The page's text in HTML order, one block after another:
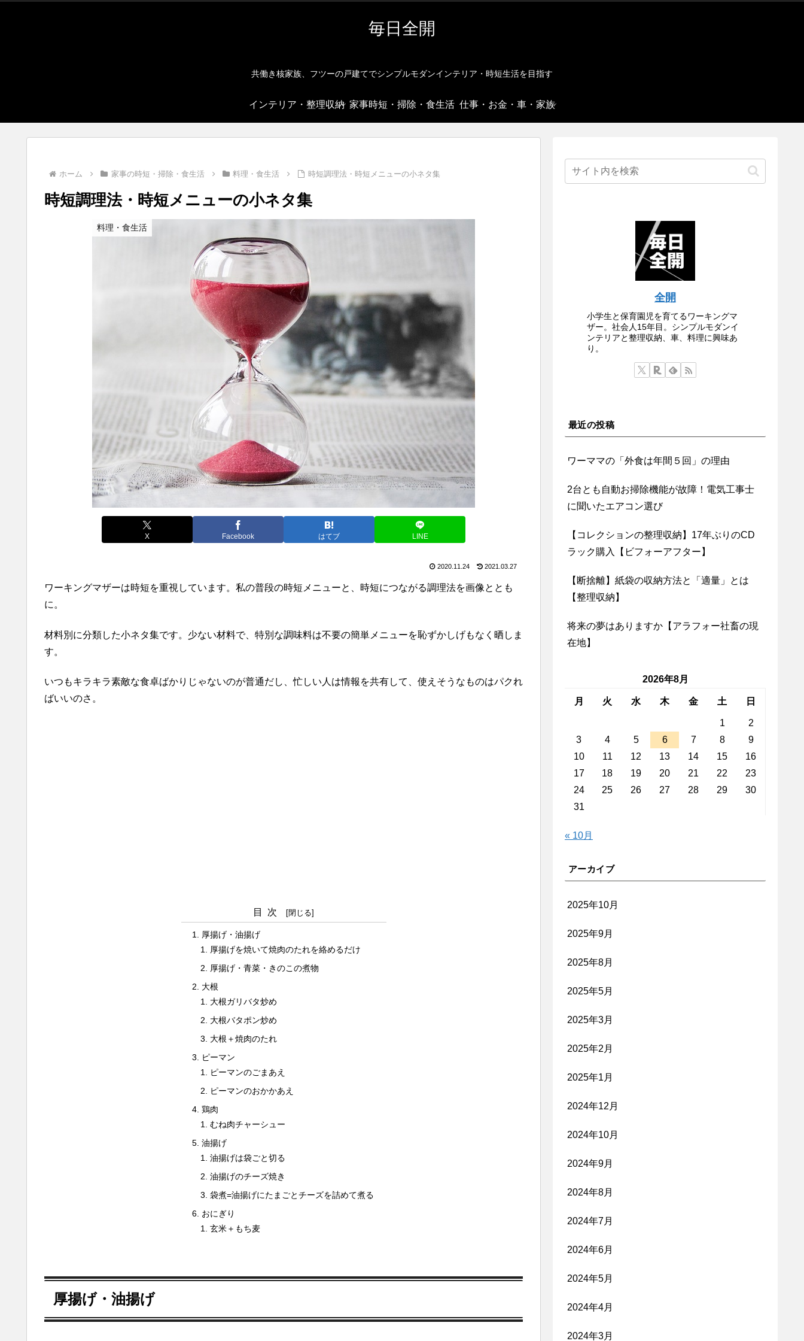
毎日全開
共働き核家族、フツーの戸建てでシンプルモダンインテリア・時短生活を目指す
インテリア・整理収納 家事時短・掃除・食生活 仕事・お金・車・家族
ホーム 家事の時短・掃除・食生活 料理・食生活 時短調理法・時短メニューの小ネタ集
時短調理法・時短メニューの小ネタ集
料理・食生活
X Facebook はてブ LINE
2020.11.24 2021.03.27
ワーキングマザーは時短を重視しています。私の普段の時短メニューと、時短につながる調理法を画像ととも
に。
材料別に分類した小ネタ集です。少ない材料で、特別な調味料は不要の簡単メニューを恥ずかしげもなく晒しま
す。
いつもキラキラ素敵な食卓ばかりじゃないのが普通だし、忙しい人は情報を共有して、使えそうなものはパクれ
ばいいのさ。
目次
厚揚げ・油揚げ
厚揚げを焼いて焼肉のたれを絡めるだけ
厚揚げ・青菜・きのこの煮物
大根
大根ガリバタ炒め
大根バタポン炒め
大根＋焼肉のたれ
ピーマン
ピーマンのごまあえ
ピーマンのおかかあえ
鶏肉
むね肉チャーシュー
油揚げ
油揚げは袋ごと切る
油揚げのチーズ焼き
袋煮=油揚げにたまごとチーズを詰めて煮る
おにぎり
玄米＋もち麦
厚揚げ・油揚げ
全開
小学生と保育園児を育てるワーキングマ
ザー。社会人15年目。シンプルモダンイ
ンテリアと整理収納、車、料理に興味あ
り。
最近の投稿
ワーママの「外食は年間５回」の理由
2台とも自動お掃除機能が故障！電気工事士
に聞いたエアコン選び
【コレクションの整理収納】17年ぶりのCD
ラック購入【ビフォーアフター】
【断捨離】紙袋の収納方法と「適量」とは
【整理収納】
将来の夢はありますか【アラフォー社畜の現
在地】
2026年8月
月 火 水 木 金 土 日
1
2
3
4 5 6 7 8
9
10
11 12 13 14 15
16
17
18 19 20 21 22
23
24
25 26 27 28 29
30
31
« 10月
アーカイブ
2025年10月
2025年9月
2025年8月
2025年5月
2025年3月
2025年2月
2025年1月
2024年12月
2024年10月
2024年9月
2024年8月
2024年7月
2024年6月
2024年5月
2024年4月
2024年3月